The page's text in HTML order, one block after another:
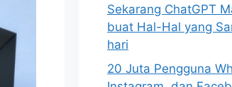
Sekarang ChatGPT
buat Hal-Hal yang
hari
20 Juta Pengguna